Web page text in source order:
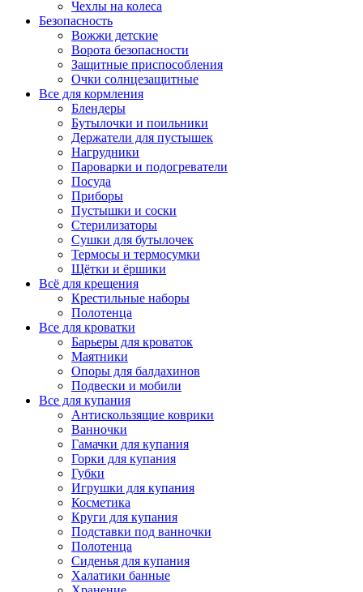
Чехлы на колеса
Безопасность
Вожжи детские
Ворота безопасности
Защитные приспособления
Очки солнцезащитные
Все для кормления
Блендеры
Бутылочки и поильники
Держатели для пустышек
Нагрудники
Пароварки и подогреватели
Посуда
Приборы
Пустышки и соски
Стерилизаторы
Сушки для бутылочек
Термосы и термосумки
Щётки и ёршики
Всё для крещения
Крестильные наборы
Полотенца
Все для кроватки
Барьеры для кроваток
Маятники
Опоры для балдахинов
Подвески и мобили
Все для купания
Антискользящие коврики
Ванночки
Гамачки для купания
Горки для купания
Губки
Игрушки для купания
Косметика
Круги для купания
Подставки под ванночки
Полотенца
Сиденья для купания
Халатики банные